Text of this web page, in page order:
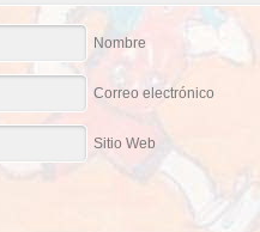
Nombre
Correo electrónico
Sitio Web